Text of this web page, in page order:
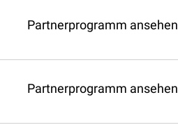
Partnerprogramm ansehen
Partnerprogramm ansehen